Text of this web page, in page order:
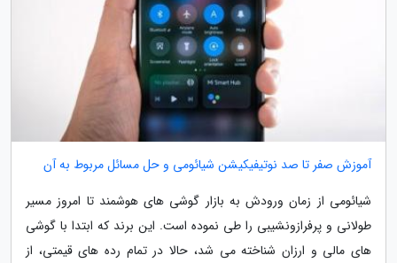
آموزش صفر تا صد نوتیفیکیشن شیائومی و حل مسائل مربوط به آن
شیائومی از زمان ورودش به بازار گوشی های هوشمند تا امروز مسیر
طولانی و پرفرازونشیبی را طی نموده است. این برند که ابتدا با گوشی
های مالی و ارزان شناخته می شد، حالا در تمام رده های قیمتی، از